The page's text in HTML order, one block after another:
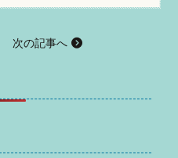
次の記事へ